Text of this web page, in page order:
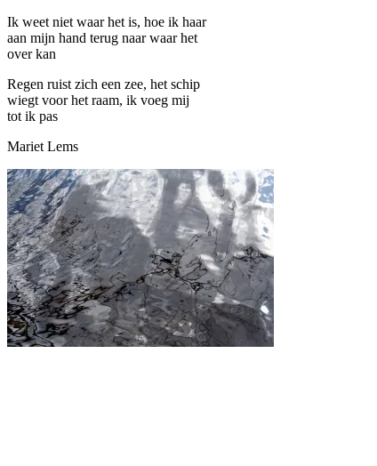
Ik weet niet waar het is, hoe ik haar
aan mijn hand terug naar waar het
over kan
Regen ruist zich een zee, het schip
wiegt voor het raam, ik voeg mij
tot ik pas
Mariet Lems